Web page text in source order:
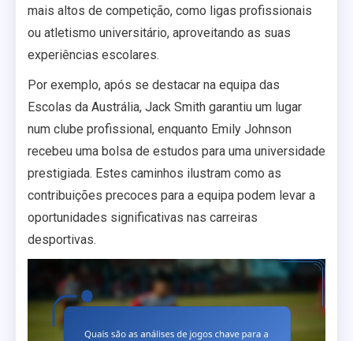
mais altos de competição, como ligas profissionais
ou atletismo universitário, aproveitando as suas
experiências escolares.
Por exemplo, após se destacar na equipa das
Escolas da Austrália, Jack Smith garantiu um lugar
num clube profissional, enquanto Emily Johnson
recebeu uma bolsa de estudos para uma universidade
prestigiada. Estes caminhos ilustram como as
contribuições precoces para a equipa podem levar a
oportunidades significativas nas carreiras
desportivas.